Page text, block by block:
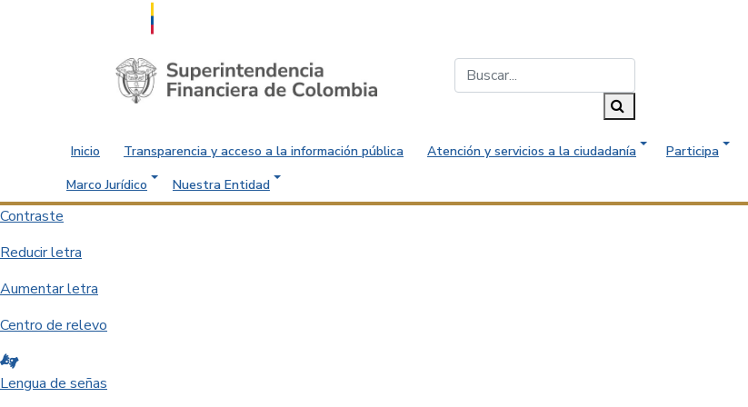
Saltar al contenido principal
Inicio Transparencia y acceso a la información pública Atención y servicios a la ciudadanía Participa
Marco Jurídico
Nuestra Entidad
Contraste
Reducir letra
Aumentar letra
Centro de relevo
Lengua de señas